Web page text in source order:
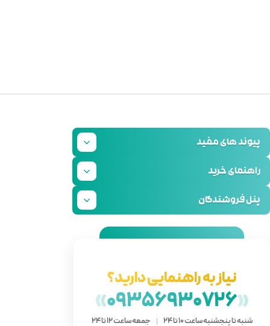
»
ساعت 12 تا 24